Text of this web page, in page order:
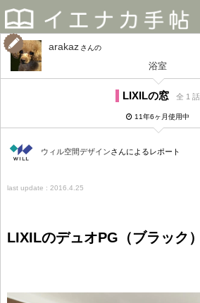
arakaz さん
浴室
LIXILの窓 全 1 話
11年6ヶ月使用中
ウィル空間デザインさんによるレポート
last update : 2016.4.25
LIXILのデュオPG（ブラック）